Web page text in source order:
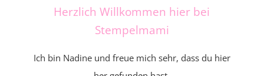
Herzlich Willkommen hier bei
Stempelmami
Ich bin Nadine und freue mich sehr, dass du hier